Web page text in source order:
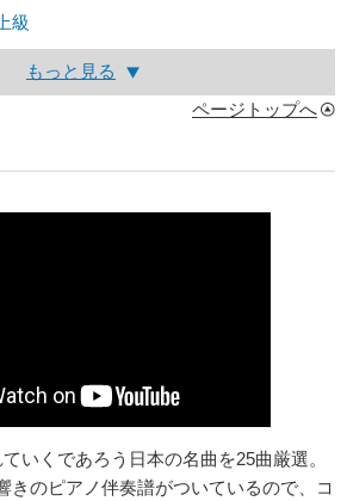
級
もっと見る
ページトップへ
いくであろう日本の名曲を25曲厳選。
きのピアノ伴奏譜がついているので、コ